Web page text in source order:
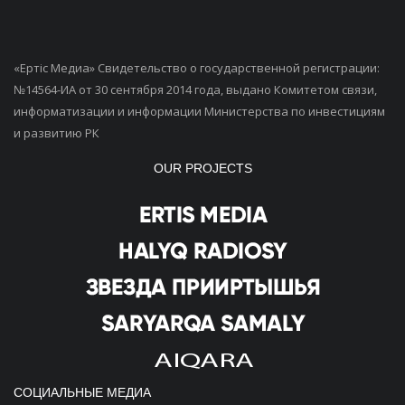
«Ертiс Медиа» Свидетельство о государственной регистрации:
№14564-ИА от 30 сентября 2014 года, выдано Комитетом связи,
информатизации и информации Министерства по инвестициям
и развитию РК
OUR PROJECTS
СОЦИАЛЬНЫЕ МЕДИА